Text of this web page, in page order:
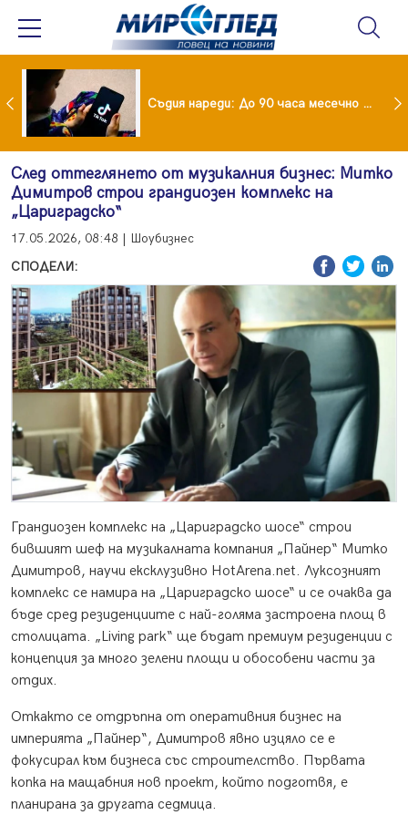
Майка уби четирите си деца с помощта на баба им, след което се самоуби Съдия нареди: До 90 часа месечно във фейсбук и инстаграм за непълнолетни
След оттеглянето от музикалния бизнес: Митко
Димитров строи грандиозен комплекс на
„Цариградско“
17.05.2026, 08:48 | Шоубизнес
СПОДЕЛИ:
Грандиозен комплекс на „Цариградско шосе“ строи
бившият шеф на музикалната компания „Пайнер“ Митко
Димитров, научи ексклузивно HotArena.net. Луксозният
комплекс се намира на „Цариградско шосе“ и се очаква да
бъде сред резиденциите с най-голяма застроена площ в
столицата. „Living park“ ще бъдат премиум резиденции с
концепция за много зелени площи и обособени части за
отдих.
Откакто се отдръпна от оперативния бизнес на
империята „Пайнер“, Димитров явно изцяло се е
фокусирал към бизнеса със строителство. Първата
копка на мащабния нов проект, който подготвя, е
планирана за другата седмица.